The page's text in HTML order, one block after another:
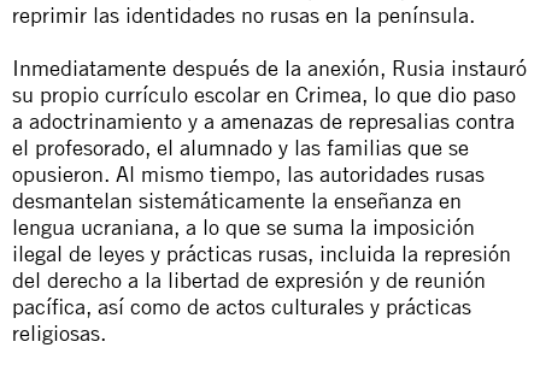
reprimir las identidades no rusas en la península.
Inmediatamente después de la anexión, Rusia instauró
su propio currículo escolar en Crimea, lo que dio paso
a adoctrinamiento y a amenazas de represalias contra
el profesorado, el alumnado y las familias que se
opusieron. Al mismo tiempo, las autoridades rusas
desmantelan sistemáticamente la enseñanza en
lengua ucraniana, a lo que se suma la imposición
ilegal de leyes y prácticas rusas, incluida la represión
del derecho a la libertad de expresión y de reunión
pacífica, así como de actos culturales y prácticas
religiosas.